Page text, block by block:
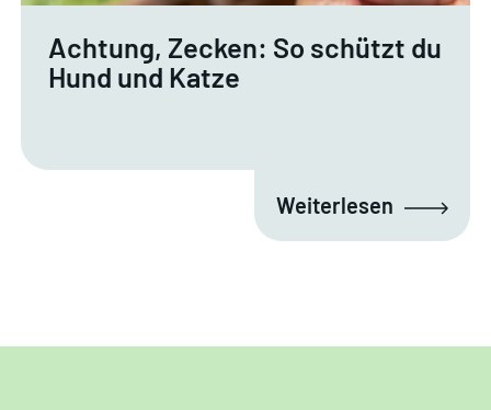
Achtung, Zecken: So schützt du
Hund und Katze
Weiterlesen